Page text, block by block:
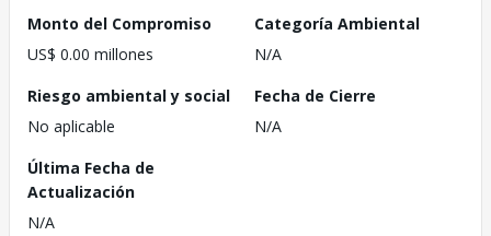
Monto del Compromiso
US$ 0.00 millones
Categoría Ambiental
N/A
Riesgo ambiental y social
No aplicable
Fecha de Cierre
N/A
Última Fecha de
Actualización
N/A